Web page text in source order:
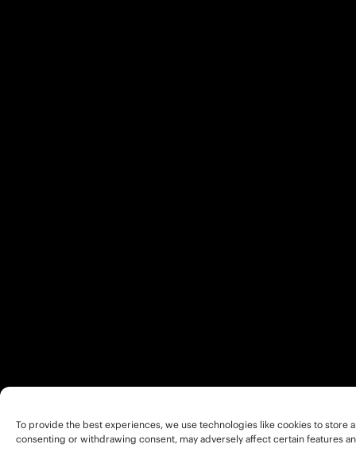
To provide the best experiences, we use technologies like cookies to
consenting or withdrawing consent, may adversely affect certain features